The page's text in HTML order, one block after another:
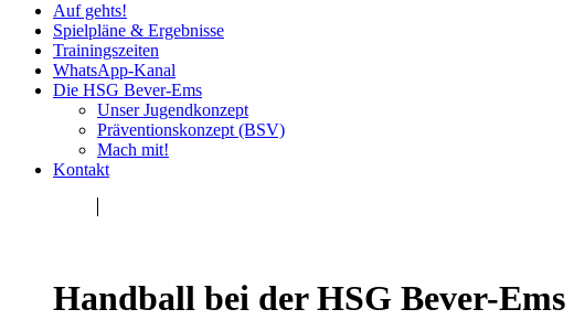
Auf gehts!
Spielpläne & Ergebnisse
Trainingszeiten
WhatsApp-Kanal
Die HSG Bever-Ems
Unser Jugendkonzept
Präventionskonzept (BSV)
Mach mit!
Kontakt
Handball bei derHSG Bever-Ems